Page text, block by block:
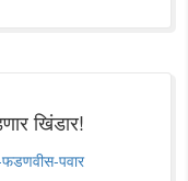
खिंडार!
फडणवीस-पवार